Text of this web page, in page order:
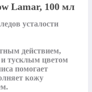
Lamar, 100 мл
усталости
действием,
и тусклым цветом
помогает
кожу